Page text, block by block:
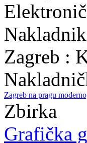
Nakladnik
Zagreb :
Zagreb na pragu
Zbirka
Grafička